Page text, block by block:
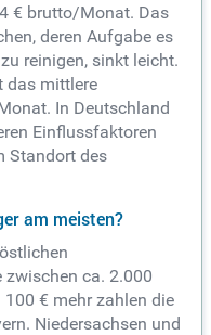
€ brutto/Monat. Das
deren Aufgabe es
reinigen, sinkt leicht.
das mittlere
In Deutschland
Einflussfaktoren
Standort des
am meisten?
zwischen ca. 2.000
€ mehr zahlen die
Niedersachsen und